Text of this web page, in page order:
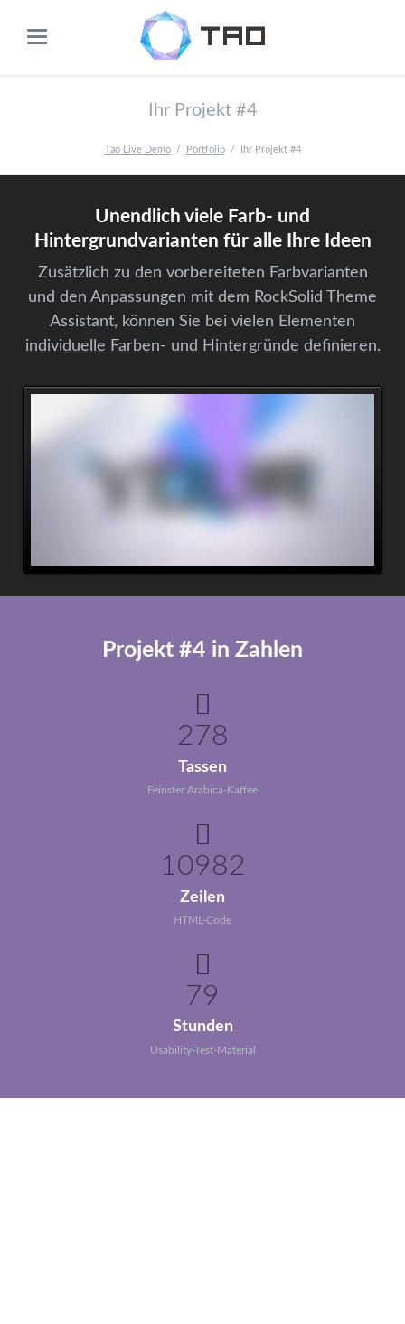
Ihr Projekt #4
Tao Live Demo Portfolio Ihr Projekt #4
Unendlich viele Farb- und
Hintergrundvarianten für alle Ihre Ideen
Zusätzlich zu den vorbereiteten Farbvarianten
und den Anpassungen mit dem RockSolid Theme
Assistant, können Sie bei vielen Elementen
individuelle Farben- und Hintergründe definieren.
Projekt #4 in Zahlen
278
Tassen
Feinster Arabica-Kaffee
10982
Zeilen
HTML-Code
79
Stunden
Usability-Test-Material